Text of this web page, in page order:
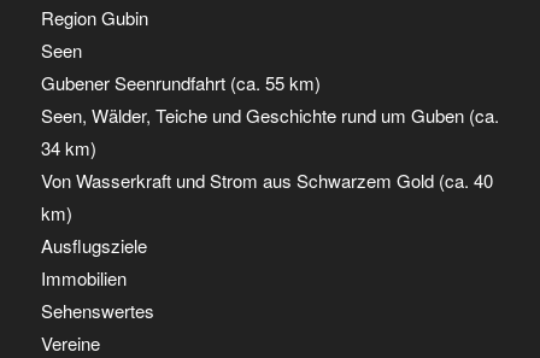
Region Gubin
Seen
Gubener Seenrundfahrt (ca. 55 km)
Seen, Wälder, Teiche und Geschichte rund um Guben (ca.
34 km)
Von Wasserkraft und Strom aus Schwarzem Gold (ca. 40
km)
Ausflugsziele
Immobilien
Sehenswertes
Vereine